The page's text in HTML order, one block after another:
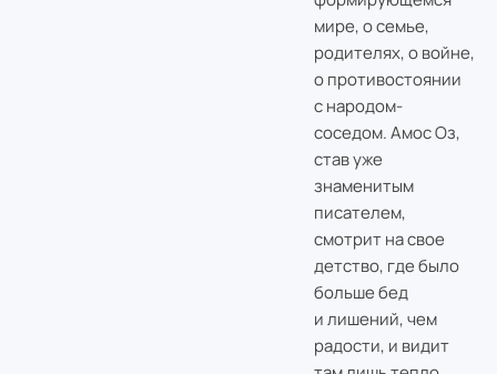
мире, о семье,
родителях, о войне,
о противостоянии
с народом-
соседом. Амос Оз,
став уже
знаменитым
писателем,
смотрит на свое
детство, где было
больше бед
и лишений, чем
радости, и видит